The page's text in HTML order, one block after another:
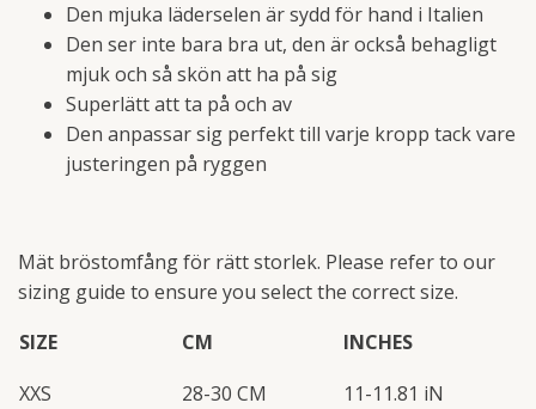
Den mjuka läderselen är sydd för hand i Italien
Den ser inte bara bra ut, den är också behagligt
mjuk och så skön att ha på sig
Superlätt att ta på och av
Den anpassar sig perfekt till varje kropp tack vare
justeringen på ryggen
Mät bröstomfång för rätt storlek. Please refer to our
sizing guide to ensure you select the correct size.
SIZE
CM
INCHES
XXS
28-30 CM
11-11.81 iN